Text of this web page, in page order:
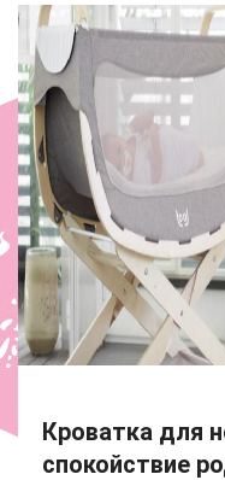
Кроватка для
спокойствие